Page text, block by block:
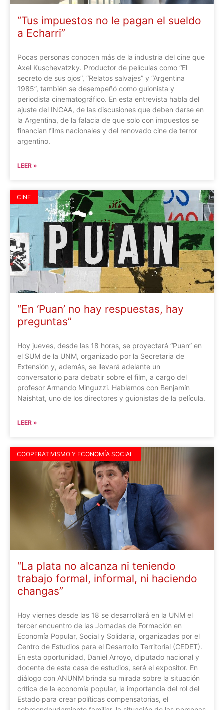
“Tus impuestos no le pagan el sueldo
a Echarri”
Pocas personas conocen más de la industria del cine que
Axel Kuschevatzky. Productor de películas como “El
secreto de sus ojos”, “Relatos salvajes” y “Argentina
1985”, también se desempeñó como guionista y
periodista cinematográfico. En esta entrevista habla del
ajuste del INCAA, de las discusiones que deben darse en
la Argentina, de la falacia de que solo con impuestos se
financian films nacionales y del renovado cine de terror
argentino.
LEER »
CINE
“En ‘Puan’ no hay respuestas, hay
preguntas”
Hoy jueves, desde las 18 horas, se proyectará “Puan” en
el SUM de la UNM, organizado por la Secretaria de
Extensión y, además, se llevará adelante un
conversatorio para debatir sobre el film, a cargo del
profesor Armando Minguzzi. Hablamos con Benjamín
Naishtat, uno de los directores y guionistas de la película.
LEER »
COOPERATIVISMO Y ECONOMÍA SOCIAL
“La plata no alcanza ni teniendo
trabajo formal, informal, ni haciendo
changas”
Hoy viernes desde las 18 se desarrollará en la UNM el
tercer encuentro de las Jornadas de Formación en
Economía Popular, Social y Solidaria, organizadas por el
Centro de Estudios para el Desarrollo Territorial (CEDET).
En esta oportunidad, Daniel Arroyo, diputado nacional y
docente de esta casa de estudios, será el expositor. En
diálogo con ANUNM brinda su mirada sobre la situación
crítica de la economía popular, la importancia del rol del
Estado para crear políticas compensatorias, el